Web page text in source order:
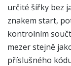
určité šířky bez
znakem start,
kontrolním
mezer stejně
příslušného